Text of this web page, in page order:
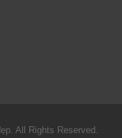
All Rights Reserved.